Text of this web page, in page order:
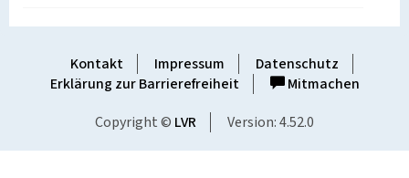
Kontakt Impressum
Datenschutz
Erklärung zur Barrierefreiheit
Mitmachen
Copyright © LVR Version: 4.52.0